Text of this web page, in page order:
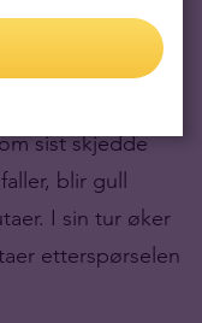
Det er spesifikt
i
til paritet
sist skjedde
blir gull
I sin tur øker
etterspørselen